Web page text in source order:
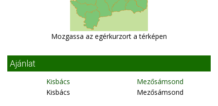
Mozgassa az egérkurzort a térképen
Ajánlat
Kisbács
Kisbács
Mezősámsond
Mezősámsond